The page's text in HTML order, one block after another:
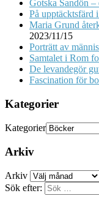
Gotska Sandön –
På upptäcktsfärd
Maria Grund
2023/11/15
Porträtt av
Samtalet i Rom
De levandegör
Fascination för
Kategorier
Kategorier
Arkiv
Arkiv
Sök efter: